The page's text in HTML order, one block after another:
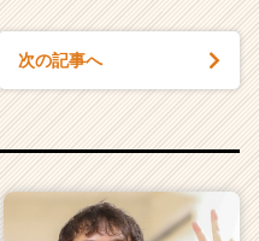
次の記事へ